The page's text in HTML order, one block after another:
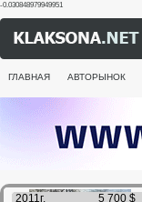
-0.030848979949951
ГЛАВНАЯ АВТОРЫНОК
2011г. 5 700 $